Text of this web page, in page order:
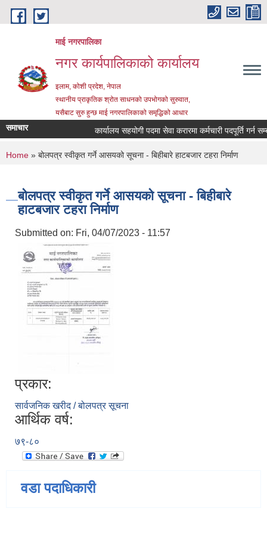
Skip to main content
माई नगरपालिका
नगर कार्यपालिकाको कार्यालय
इलाम, कोशी प्रदेश, नेपाल
स्थानीय प्राकृतिक श्रोत साधनको उपभोगको सुरुवात,
यसैबाट सुरु हुन्छ माई नगरपालिकाको समृद्धिको आधार
समाचार कार्यालय सहयोगी पदमा सेवा करारमा कर्मचारी पदपूर्ति गर्न
You are here
Home » बोलपत्र स्वीकृत गर्ने आसयको सूचना - बिहीबारे हाटबजार टहरा निर्माण
बोलपत्र स्वीकृत गर्ने आसयको सूचना - बिहीबारे
हाटबजार टहरा निर्माण
Submitted on: Fri, 04/07/2023 - 11:57
प्रकार:
सार्वजनिक खरीद / बोलपत्र सूचना
आर्थिक वर्ष:
७९-८०
वडा पदाधिकारी